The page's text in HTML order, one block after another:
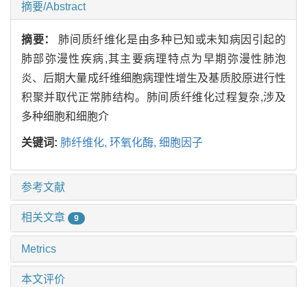
摘要/Abstract
摘要： 肺间质纤维化是由多种已知或未知病因引起的
肺部弥漫性疾病,其主要病理特点为早期弥漫性肺泡
炎、后期大量成纤维细胞病理性增生及基质胶原进行性
积聚并取代正常肺结构。肺间质纤维化过程复杂,涉及
多种细胞和细胞介
关键词: 肺纤维化, 环氧化酶, 细胞因子
参考文献
相关文章 9
Metrics
本文评价